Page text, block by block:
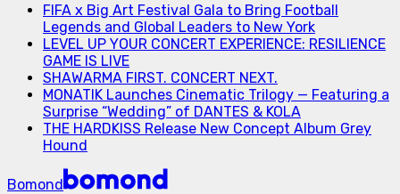
FIFA x Big Art Festival Gala to Bring Football
Legends and Global Leaders to New York
LEVEL UP YOUR CONCERT EXPERIENCE: RESILIENCE
GAME IS LIVE
SHAWARMA FIRST. CONCERT NEXT.
MONATIK Launches Cinematic Trilogy — Featuring a
Surprise “Wedding” of DANTES & KOLA
THE HARDKISS Release New Concept Album Grey
Hound
Bomond